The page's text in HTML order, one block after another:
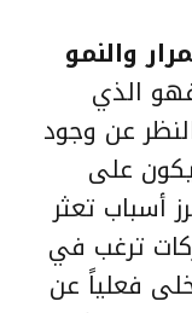
والنمو
الذي
عن وجود
على
أسباب تعثر
ترغب في
فعلياً عن